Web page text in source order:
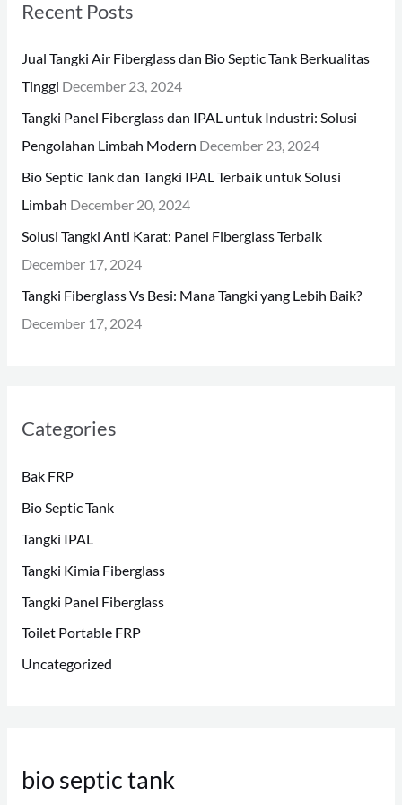
c
r
:
Recent Posts
Jual Tangki Air Fiberglass dan Bio Septic Tank Berkualitas
Tinggi December 23, 2024
Tangki Panel Fiberglass dan IPAL untuk Industri: Solusi
Pengolahan Limbah Modern December 23, 2024
Bio Septic Tank dan Tangki IPAL Terbaik untuk Solusi
Limbah December 20, 2024
Solusi Tangki Anti Karat: Panel Fiberglass Terbaik
December 17, 2024
Tangki Fiberglass Vs Besi: Mana Tangki yang Lebih Baik?
December 17, 2024
Categories
Bak FRP
Bio Septic Tank
Tangki IPAL
Tangki Kimia Fiberglass
Tangki Panel Fiberglass
Toilet Portable FRP
Uncategorized
bio septic tank